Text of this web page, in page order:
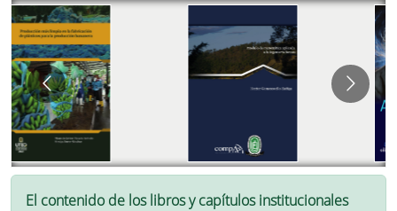
El contenido de los libros y capítulos institucionales